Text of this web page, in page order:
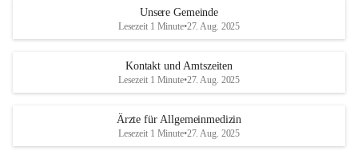
Unsere Gemeinde
Lesezeit 1 Minute•27. Aug. 2025
Kontakt und Amtszeiten
Lesezeit 1 Minute•27. Aug. 2025
Ärzte für Allgemeinmedizin
Lesezeit 1 Minute•27. Aug. 2025